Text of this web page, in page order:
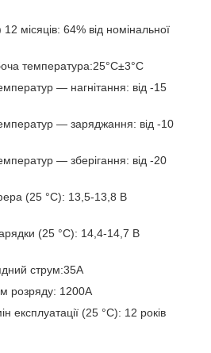
місяців: 64% від номінальної
температура:25°С±3°С
— нагнітання: від -15
— заряджання: від -10
— зберігання: від -20
(25 °C): 13,5-13,8 В
(25 °C): 14,4-14,7 В
струм:35А
розряду: 1200А
експлуатації (25 °C): 12 років